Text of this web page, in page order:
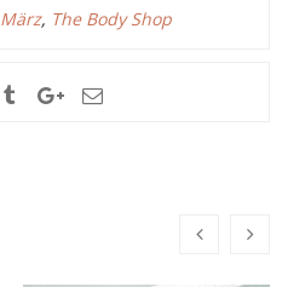
März, The Body Shop